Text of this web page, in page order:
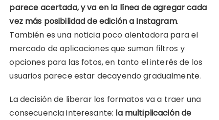
parece acertada, y va en la línea de agregar cada
vez más posibilidad de edición a Instagram.
También es una noticia poco alentadora para el
mercado de aplicaciones que suman filtros y
opciones para las fotos, en tanto el interés de los
usuarios parece estar decayendo gradualmente.
La decisión de liberar los formatos va a traer una
consecuencia interesante: la multiplicación de